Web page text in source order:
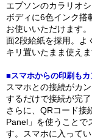
エプソンのカラリオ
ボディに6色インク搭
お使いいただけます
面2段給紙を採用。よ
キリ置いたまま使えま
■スマホからの印刷もカ
スマホとの接続がカ
するだけで接続が完
さらに、QRコード接
Panel」を使うことで
す。スマホに入って